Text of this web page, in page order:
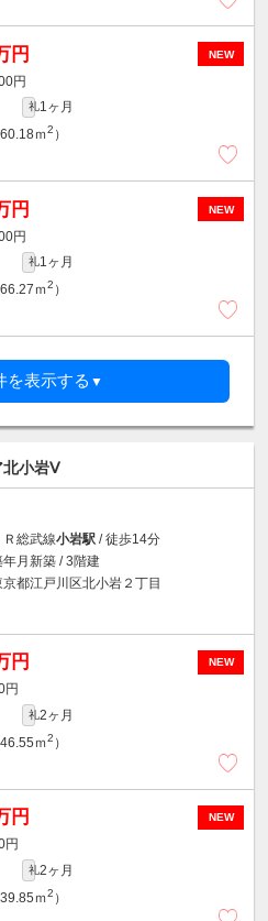
NEW
円
円
礼1ヶ月
ｍ2 ）
NEW
円
円
礼1ヶ月
ｍ2 ）
を表示する ▼
北小岩Ⅴ
Ｒ総武線小岩駅 / 徒歩14分
年月新築 / 3階建
京都江戸川区北小岩２丁目
NEW
円
円
礼2ヶ月
ｍ2 ）
NEW
円
円
礼2ヶ月
ｍ2 ）